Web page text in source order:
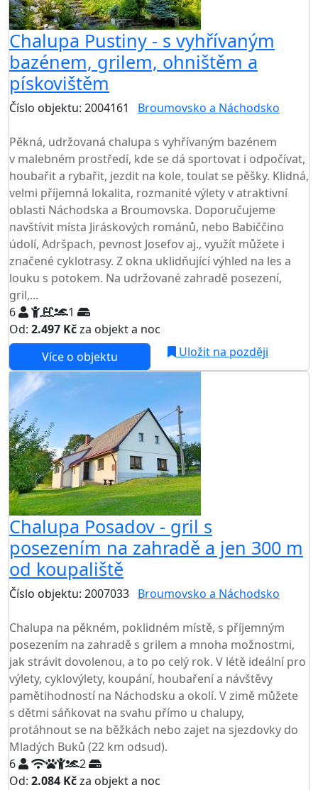
Chalupa Pustiny - s vyhřívaným
bazénem, grilem, ohništěm a
pískovištěm
Číslo objektu: 2004161 Broumovsko a Náchodsko
Pěkná, udržovaná chalupa s vyhřívaným bazénem
v malebném prostředí, kde se dá sportovat i odpočívat,
houbařit a rybařit, jezdit na kole, toulat se pěšky. Klidná,
velmi příjemná lokalita, rozmanité výlety v atraktivní
oblasti Náchodska a Broumovska. Doporučujeme
navštívit místa Jiráskových románů, nebo Babiččino
údolí, Adršpach, pevnost Josefov aj., využít můžete i
značené cyklotrasy. Z okna uklidňující výhled na les a
louku s potokem. Na udržované zahradě posezení,
gril,...
6
1
Od: 2.497 Kčza objekt a noc
Více o objektu
Uložit na později
Chalupa Posadov - gril s
posezením na zahradě a jen 300 m
od koupaliště
Číslo objektu: 2007033 Broumovsko a Náchodsko
Chalupa na pěkném, poklidném místě, s příjemným
posezením na zahradě s grilem a mnoha možnostmi,
jak strávit dovolenou, a to po celý rok. V létě ideální pro
výlety, cyklovýlety, koupání, houbaření a návštěvy
pamětihodností na Náchodsku a okolí. V zimě můžete
s dětmi sáňkovat na svahu přímo u chalupy,
protáhnout se na běžkách nebo zajet na sjezdovky do
Mladých Buků (22 km odsud).
6
2
Od: 2.084 Kčza objekt a noc